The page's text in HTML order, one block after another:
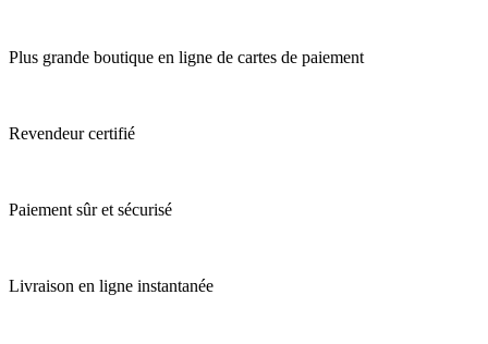
Plus grande boutique en ligne de cartes de paiement
Revendeur certifié
Paiement sûr et sécurisé
Livraison en ligne instantanée